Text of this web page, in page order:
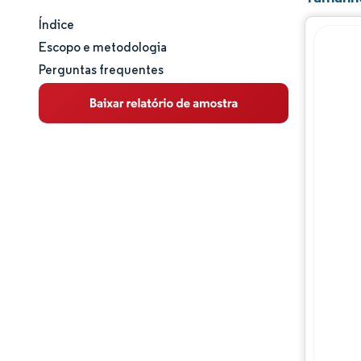
Tamanho e participação de mercado
Análise de mercado
Tendências e insights
Índice
Escopo e metodologia
Perguntas frequentes